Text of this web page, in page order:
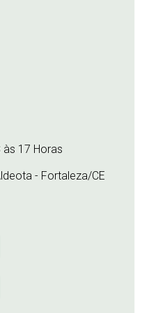
17 Horas
- Fortaleza/CE